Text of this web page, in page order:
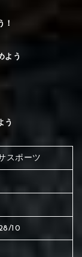
！
よう
う
スポーツ
10